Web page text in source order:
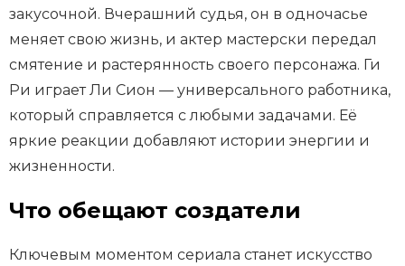
закусочной. Вчерашний судья, он в одночасье
меняет свою жизнь, и актер мастерски передал
смятение и растерянность своего персонажа. Ги
Ри играет Ли Сион — универсального работника,
который справляется с любыми задачами. Её
яркие реакции добавляют истории энергии и
жизненности.
Что обещают создатели
Ключевым моментом сериала станет искусство